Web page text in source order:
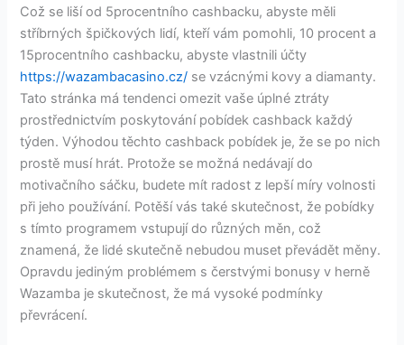
Což se liší od 5procentního cashbacku, abyste měli
stříbrných špičkových lidí, kteří vám pomohli, 10 procent a
15procentního cashbacku, abyste vlastnili účty
https://wazambacasino.cz/ se vzácnými kovy a diamanty.
Tato stránka má tendenci omezit vaše úplné ztráty
prostřednictvím poskytování pobídek cashback každý
týden. Výhodou těchto cashback pobídek je, že se po nich
prostě musí hrát. Protože se možná nedávají do
motivačního sáčku, budete mít radost z lepší míry volnosti
při jeho používání. Potěší vás také skutečnost, že pobídky
s tímto programem vstupují do různých měn, což
znamená, že lidé skutečně nebudou muset převádět měny.
Opravdu jediným problémem s čerstvými bonusy v herně
Wazamba je skutečnost, že má vysoké podmínky
převrácení.